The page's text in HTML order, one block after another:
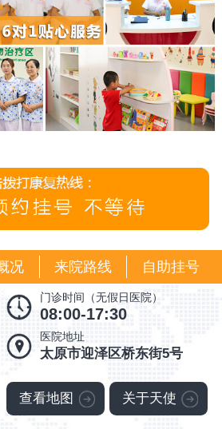
况 来院路线 自助挂号
门诊时间（无假日医院）
08:00-17:30
医院地址
太原市迎泽区桥东街5号
查看地图 关于天使